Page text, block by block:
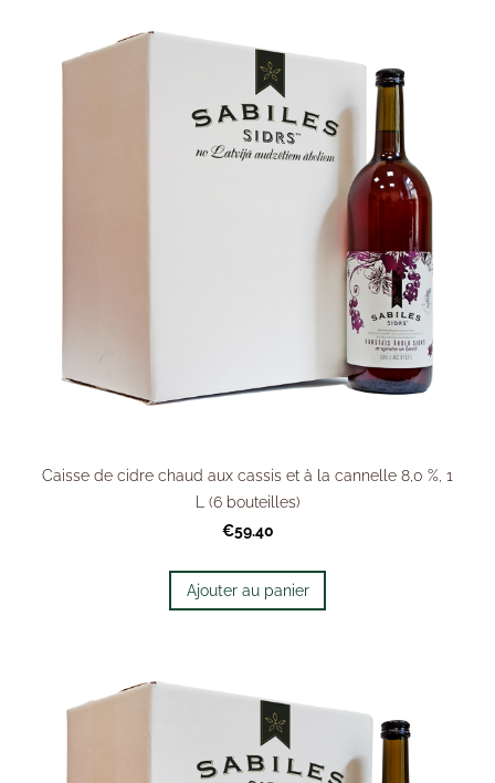
Caisse de cidre chaud aux cassis et à la cannelle 8,0 %, 1
L (6 bouteilles)
€59.40
Ajouter au panier